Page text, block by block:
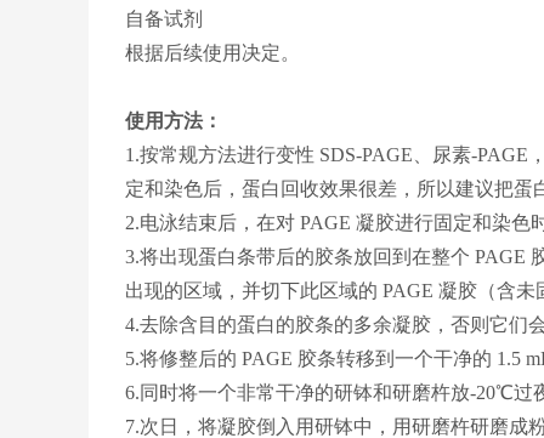
自备试剂
根据后续使用决定。
使用方法：
1.按常规方法进行变性 SDS-PAGE、尿素-PAGE
定和染色后，蛋白回收效果很差，所以建议把蛋
2.电泳结束后，在对 PAGE 凝胶进行固定和染
3.将出现蛋白条带后的胶条放回到在整个 PAGE
出现的区域，并切下此区域的 PAGE 凝胶（含
4.去除含目的蛋白的胶条的多余凝胶，否则它们
5.将修整后的 PAGE 胶条转移到一个干净的 1.5
6.同时将一个非常干净的研钵和研磨杵放-20℃过
7.次日，将凝胶倒入用研钵中，用研磨杵研磨成